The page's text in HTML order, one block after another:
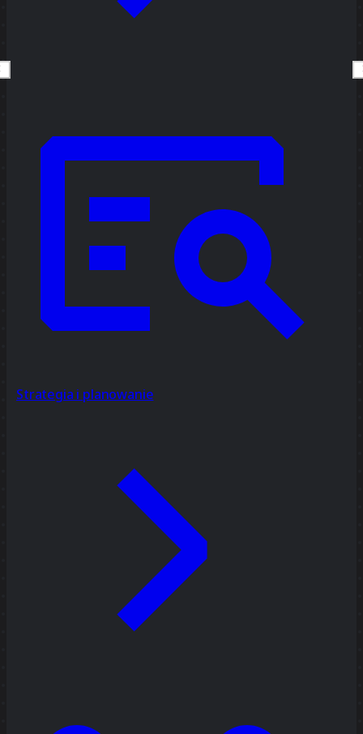
Strategia i planowanie